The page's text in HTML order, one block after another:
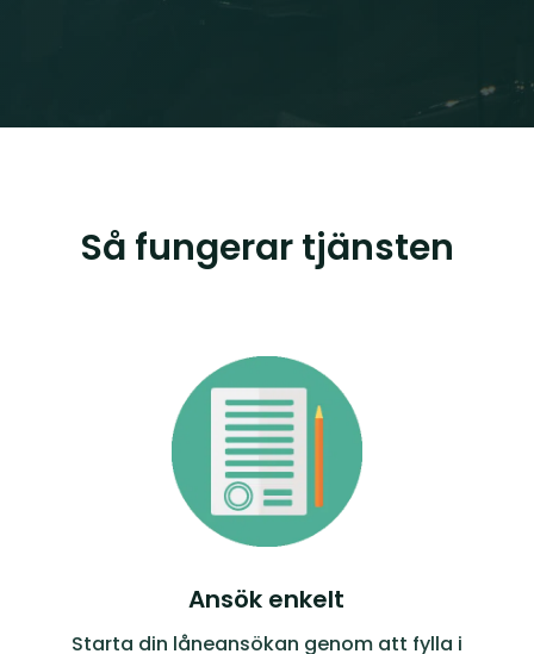
Så fungerar tjänsten
Ansök enkelt
Starta din låneansökan genom att fylla i